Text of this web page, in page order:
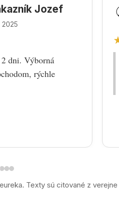
Jozef
2025
dni. Výborná
rýchle
Texty sú citované z